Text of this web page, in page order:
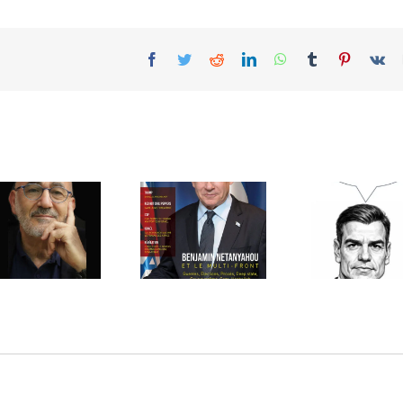
Facebook
TwitterRedditLinkedInWhatsApp
Tumblr Pinterest
Vk
Il y a 11 tonnes
d’uranium en
Iran pas 440 kgs
A.Bauer
Espagne-Israël :
Chronique
d’une rupture
annoncée